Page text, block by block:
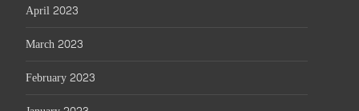
April 2023
March 2023
February 2023